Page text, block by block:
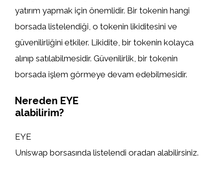
yatırım yapmak için önemlidir. Bir tokenin hangi
borsada listelendiği, o tokenin likiditesini ve
güvenilirliğini etkiler. Likidite, bir tokenin kolayca
alınıp satılabilmesidir. Güvenilirlik, bir tokenin
borsada işlem görmeye devam edebilmesidir.
Nereden EYE
alabilirim?
EYE
Uniswap borsasında listelendi oradan alabilirsiniz.